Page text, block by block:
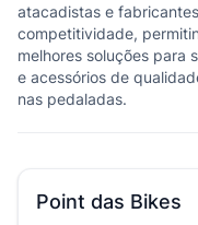
atacadistas e
competitividade,
melhores soluções para
e acessórios de
nas pedaladas.
Point das Bikes